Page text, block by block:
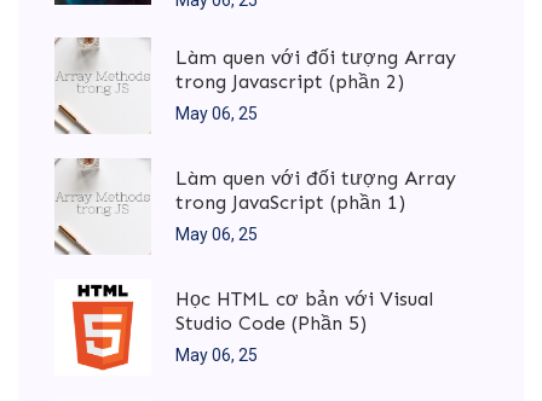
Làm quen với đối tượng Array
trong Javascript (phần 2)
May 06, 25
Làm quen với đối tượng Array
trong JavaScript (phần 1)
May 06, 25
Học HTML cơ bản với Visual
Studio Code (Phần 5)
May 06, 25